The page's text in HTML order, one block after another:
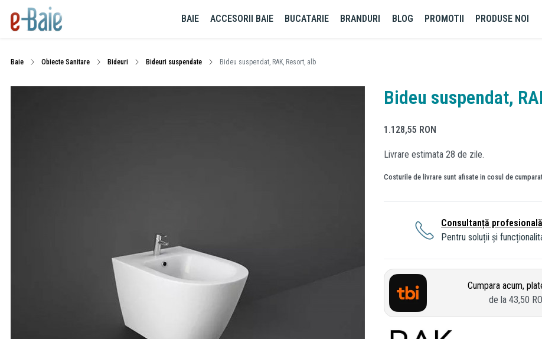
BAIE ACCESORII BAIE BUCATARIE BRANDURI BLOG PROMOTII PRODUSE NOI
Baie Obiecte Sanitare Bideuri Bideuri suspendate Bideu suspendat, RAK, Resort, alb
Bideu suspendat,
1.128,55 RON
Livrare estimata 28 de zile.
Costurile de livrare sunt afisate in cosul de
Consultanță profesională
Pentru soluții și
Cumpara acum,
de la 43,50